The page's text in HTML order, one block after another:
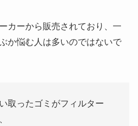
カーから販売されており、一
か悩む人は多いのではないで
取ったゴミがフィルター